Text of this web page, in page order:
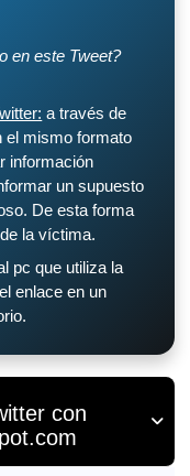
en este Tweet?
a través de
el mismo formato
información
un supuesto
De esta forma
la víctima.
pc que utiliza la
enlace en un
con